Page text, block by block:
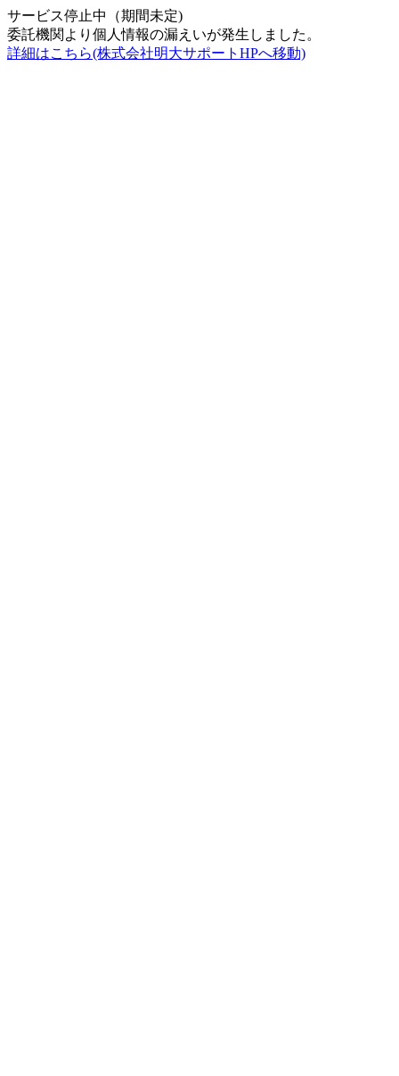
サービス停止中（期間未定)
委託機関より個人情報の漏えいが発生しました。
詳細はこちら(株式会社明大サポートHPへ移動)